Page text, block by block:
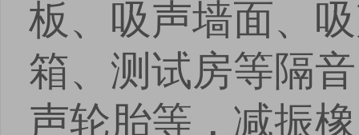
板、吸声墙面、
箱、测试房等隔
声轮胎等，减振